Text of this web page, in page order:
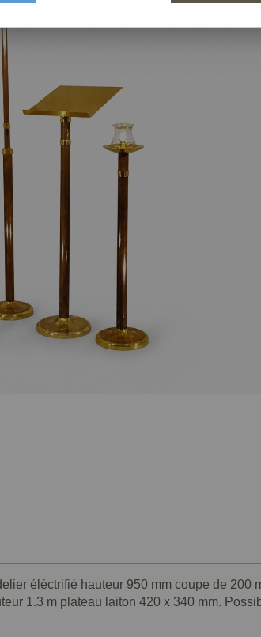
éléctrifié hauteur 950 mm coupe de
1.3 m plateau laiton 420 x 340 mm.